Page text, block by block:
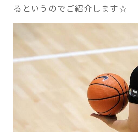
るというのでご紹介します☆